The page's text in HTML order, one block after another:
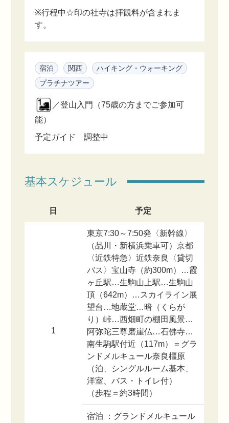
※行程中☆印の社寺は拝観料が含まれま
す。
宿泊 関西
ハイキング・ウォーキング
プラチナツアー
／登山入門（75歳の方までご参加可
能）
予定ガイド 調整中
基本スケジュール
日 予定
1
東京7:30～7:50発〈新幹線〉
（品川・新横浜乗車可）京都
〈近鉄特急〉近鉄奈良〈貸切
バス〉宝山寺（約300m）…霞
ヶ丘駅…生駒山上駅…生駒山
頂（642m）…スカイライン展
望台…地蔵堂…暗（くらが
り）峠…西畑町の棚田風景…
阿弥陀三尊磨崖仏…石佛寺…
南生駒駅付近（117m）＝グラ
ンドメルキュール奈良橿原
（泊、シングルルーム基本、
洋室、バス・トイレ付）
（歩程＝約3時間）
宿泊 ：グランドメルキュール